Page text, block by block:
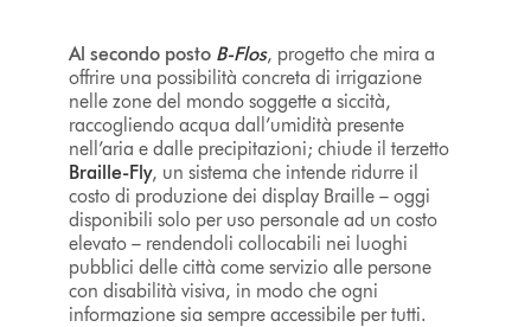
Al secondo posto B-Flos, progetto che mira a
offrire una possibilità concreta di irrigazione
nelle zone del mondo soggette a siccità,
raccogliendo acqua dall’umidità presente
nell’aria e dalle precipitazioni; chiude il terzetto
Braille-Fly, un sistema che intende ridurre il
costo di produzione dei display Braille – oggi
disponibili solo per uso personale ad un costo
elevato – rendendoli collocabili nei luoghi
pubblici delle città come servizio alle persone
con disabilità visiva, in modo che ogni
informazione sia sempre accessibile per tutti.